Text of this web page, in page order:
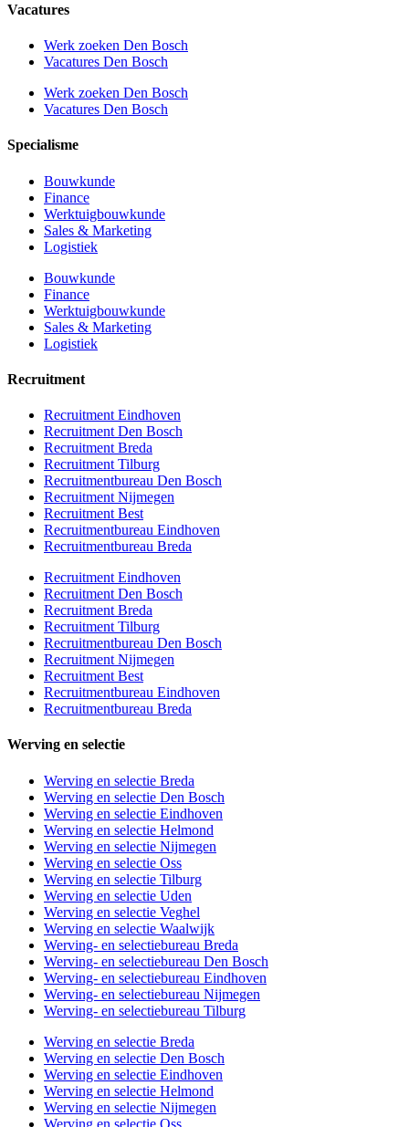
Vacatures
Werk zoeken Den Bosch
Vacatures Den Bosch
Werk zoeken Den Bosch
Vacatures Den Bosch
Specialisme
Bouwkunde
Finance
Werktuigbouwkunde
Sales & Marketing
Logistiek
Bouwkunde
Finance
Werktuigbouwkunde
Sales & Marketing
Logistiek
Recruitment
Recruitment Eindhoven
Recruitment Den Bosch
Recruitment Breda
Recruitment Tilburg
Recruitmentbureau Den Bosch
Recruitment Nijmegen
Recruitment Best
Recruitmentbureau Eindhoven
Recruitmentbureau Breda
Recruitment Eindhoven
Recruitment Den Bosch
Recruitment Breda
Recruitment Tilburg
Recruitmentbureau Den Bosch
Recruitment Nijmegen
Recruitment Best
Recruitmentbureau Eindhoven
Recruitmentbureau Breda
Werving en selectie
Werving en selectie Breda
Werving en selectie Den Bosch
Werving en selectie Eindhoven
Werving en selectie Helmond
Werving en selectie Nijmegen
Werving en selectie Oss
Werving en selectie Tilburg
Werving en selectie Uden
Werving en selectie Veghel
Werving en selectie Waalwijk
Werving- en selectiebureau Breda
Werving- en selectiebureau Den Bosch
Werving- en selectiebureau Eindhoven
Werving- en selectiebureau Nijmegen
Werving- en selectiebureau Tilburg
Werving en selectie Breda
Werving en selectie Den Bosch
Werving en selectie Eindhoven
Werving en selectie Helmond
Werving en selectie Nijmegen
Werving en selectie Oss